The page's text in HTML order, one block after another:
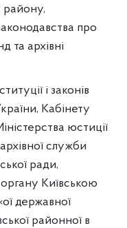
району,
про
та архівні
i законів
Кабінету
юстиції
служби
ради,
Київською
державної
районної в